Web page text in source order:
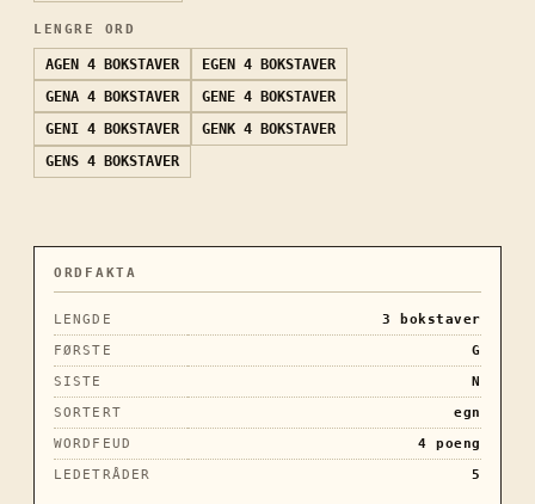
LENGRE ORD
AGEN 4 BOKSTAVER EGEN 4 BOKSTAVER
GENA 4 BOKSTAVER GENE 4 BOKSTAVER
GENI 4 BOKSTAVER GENK 4 BOKSTAVER
GENS 4 BOKSTAVER
ORDFAKTA
LENGDE 3
bokstaver
FØRSTE
G
SISTE
N
SORTERT
egn
WORDFEUD
4 poeng
LEDETRÅDER
5